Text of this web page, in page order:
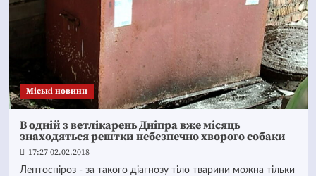
Mіські новини
В одній з ветлікарень Дніпра вже місяць
знаходяться рештки небезпечно хворого собаки
17:27 02.02.2018
Лептоспіроз - за такого діагнозу тіло тварини можна тільки